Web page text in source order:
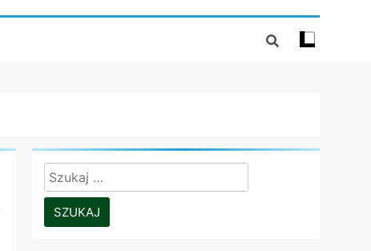
Szukaj: